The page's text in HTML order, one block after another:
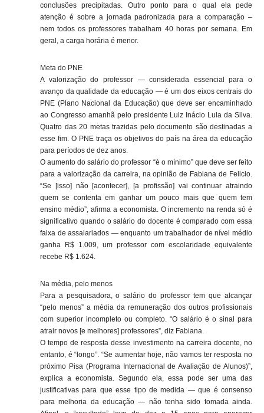
conclusões precipitadas. Outro ponto para o qual ela pede
atenção é sobre a jornada padronizada para a comparação –
nem todos os professores trabalham 40 horas por semana. Em
geral, a carga horária é menor.
Meta do PNE
A valorização do professor — considerada essencial para o
avanço da qualidade da educação — é um dos eixos centrais do
PNE (Plano Nacional da Educação) que deve ser encaminhado
ao Congresso amanhã pelo presidente Luiz Inácio Lula da Silva.
Quatro das 20 metas trazidas pelo documento são destinadas a
esse fim. O PNE traça os objetivos do país na área da educação
para períodos de dez anos.
O aumento do salário do professor “é o mínimo” que deve ser feito
para a valorização da carreira, na opinião de Fabiana de Felicio.
“Se [isso] não [acontecer], [a profissão] vai continuar atraindo
quem se contenta em ganhar um pouco mais que quem tem
ensino médio”, afirma a economista. O incremento na renda só é
significativo quando o salário do docente é comparado com essa
faixa de assalariados — enquanto um trabalhador de nível médio
ganha R$ 1.009, um professor com escolaridade equivalente
recebe R$ 1.624.
Na média, pelo menos
Para a pesquisadora, o salário do professor tem que alcançar
“pelo menos” a média da remuneração dos outros profissionais
com superior incompleto ou completo. “O salário é o sinal para
atrair novos [e melhores] professores”, diz Fabiana.
O tempo de resposta desse investimento na carreira docente, no
entanto, é “longo”. “Se aumentar hoje, não vamos ter resposta no
próximo Pisa (Programa Internacional de Avaliação de Alunos)”,
explica a economista. Segundo ela, essa pode ser uma das
justificativas para que esse tipo de medida — que é consenso
para melhoria da educação — não tenha sido tomada ainda.